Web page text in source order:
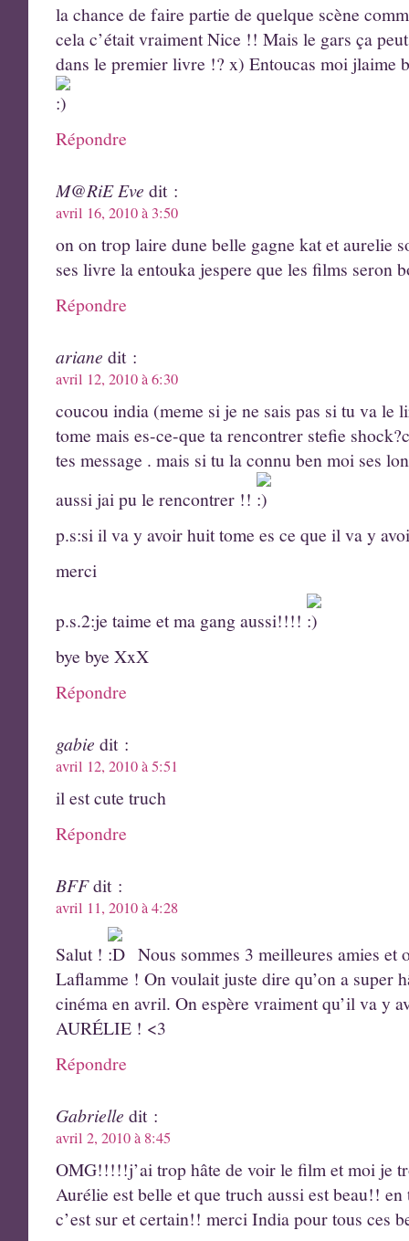
la chance de faire partie de quelque scène
cela c’était vraiment Nice !! Mais le gars ça
dans le premier livre !? x) Entoucas moi jlaime
Répondre
M@RiE Eve dit :
avril 16, 2010 à 3:50
on on trop laire dune belle gagne kat et aurelie
ses livre la entouka jespere que les films seron
Répondre
ariane dit :
avril 12, 2010 à 6:30
coucou india (meme si je ne sais pas si tu va le
tome mais es-ce-que ta rencontrer stefie
tes message . mais si tu la connu ben moi ses
aussi jai pu le rencontrer !!
p.s:si il va y avoir huit tome es ce que il va y
merci
p.s.2:je taime et ma gang aussi!!!!
bye bye XxX
Répondre
gabie dit :
avril 12, 2010 à 5:51
il est cute truch
Répondre
BFFdit :
avril 11, 2010 à 4:28
Salut !
Nous sommes 3 meilleures amies
Laflamme ! On voulait juste dire qu’on a super
cinéma en avril. On espère vraiment qu’il va y
AURÉLIE ! <3
Répondre
Gabrielle dit :
avril 2, 2010 à 8:45
OMG!!!!!j’ai trop hâte de voir le film et moi je
Aurélie est belle et que truch aussi est beau!!
c’est sur et certain!! merci India pour tous ces